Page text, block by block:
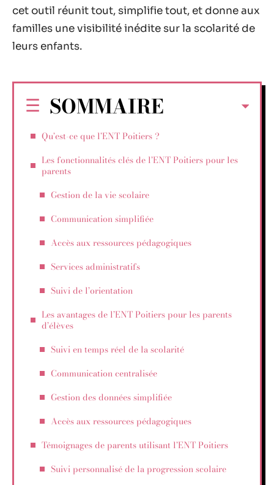
cet outil réunit tout, simplifie tout, et donne aux
familles une visibilité inédite sur la scolarité de
leurs enfants.
SOMMAIRE
Qu’est-ce que l’ENT Poitiers ?
Les fonctionnalités clés de l’ENT Poitiers pour les
parents
Gestion de la vie scolaire
Communication simplifiée
Accès aux ressources pédagogiques
Services administratifs
Suivi de l’orientation
Les avantages de l’ENT Poitiers pour les parents
d’élèves
Suivi en temps réel de la scolarité
Communication centralisée
Gestion des données simplifiée
Accès aux ressources pédagogiques
Témoignages de parents utilisant l’ENT Poitiers
Suivi personnalisé de la progression scolaire